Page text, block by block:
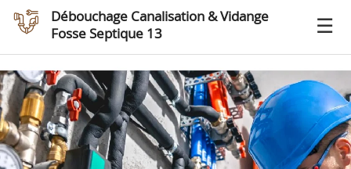
Débouchage Canalisation & Vidange
Fosse Septique 13